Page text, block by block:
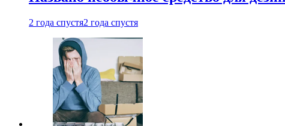
2 года спустя2 года спустя